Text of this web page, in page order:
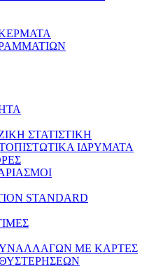
ΣΤΑΤΙΣΤΙΚΗ
ΙΔΡΥΜΑΤΑ
STANDARD
ΜΕ ΚΑΡΤΕΣ